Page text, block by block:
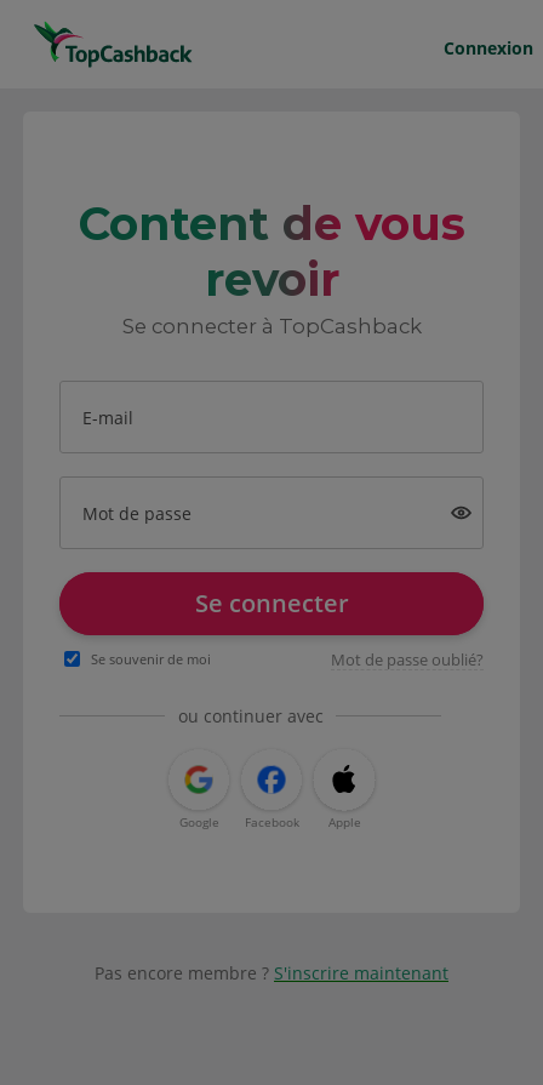
Connexion
Content de vous
revoir
Se connecter à TopCashback
E-mail
Mot de passe
Se connecter
Se souvenir de moi Mot de passe oublié?
ou continuer avec
Google Facebook Apple
Pas encore membre ? S'inscrire maintenant